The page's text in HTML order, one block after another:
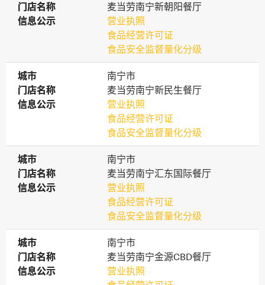
门店名称
门店名称
麦当劳南宁新朝阳餐厅
信息公示
信息公示
营业执照
食品经营许可证
食品安全监督量化分级
城市
城市
南宁市
门店名称
门店名称
麦当劳南宁新民生餐厅
信息公示
信息公示
营业执照
食品经营许可证
食品安全监督量化分级
城市
城市
南宁市
门店名称
门店名称
麦当劳南宁汇东国际餐厅
信息公示
信息公示
营业执照
食品经营许可证
食品安全监督量化分级
城市
城市
南宁市
门店名称
门店名称
麦当劳南宁金源CBD餐厅
信息公示
信息公示
营业执照